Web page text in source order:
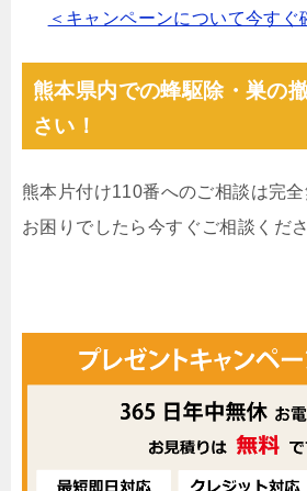
＜キャンペーンについて今すぐ
熊本県内での蜂駆除・巣の
さい！
熊本片付け110番へのご相談は完全
お困りでしたら今すぐご相談くださ